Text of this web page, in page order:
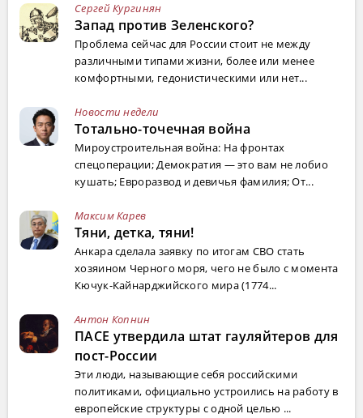
Сергей Кургинян
Запад против Зеленского?
Проблема сейчас для России стоит не между
различными типами жизни, более или менее
комфортными, гедонистическими или нет...
Новости недели
Тотально-точечная война
Мироустроительная война: На фронтах
спецоперации; Демократия — это вам не лобио
кушать; Евроразвод и девичья фамилия; От...
Максим Карев
Тяни, детка, тяни!
Анкара сделала заявку по итогам СВО стать
хозяином Черного моря, чего не было с момента
Кючук-Кайнарджийского мира (1774...
Антон Копнин
ПАСЕ утвердила штат гауляйтеров для
пост-России
Эти люди, называющие себя российскими
политиками, официально устроились на работу в
европейские структуры с одной целью ...